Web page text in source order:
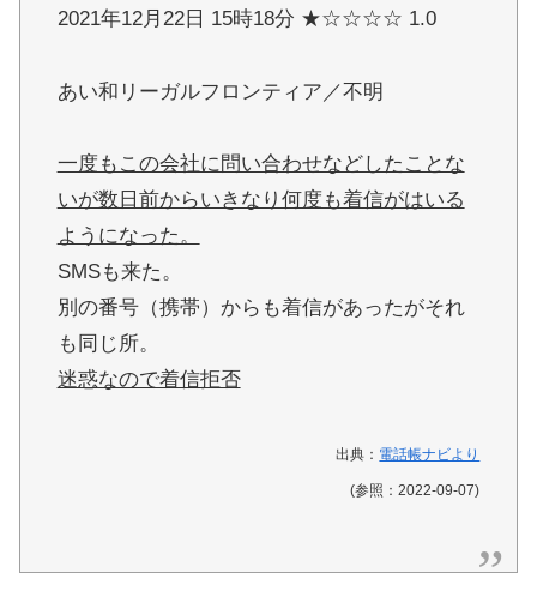
2021年12月22日 15時18分 ★☆☆☆☆ 1.0
あい和リーガルフロンティア／不明
一度もこの会社に問い合わせなどしたことな
いが数日前からいきなり何度も着信がはいる
ようになった。
SMSも来た。
別の番号（携帯）からも着信があったがそれ
も同じ所。
迷惑なので着信拒否
出典： 電話帳ナビより
(参照：2022-09-07)